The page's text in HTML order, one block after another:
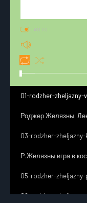
AUTO
01-rodzher-
Роджер Желязны.
03-rodzher-
Р.Желязны игра в
05-rodzher-
06-rodzher-